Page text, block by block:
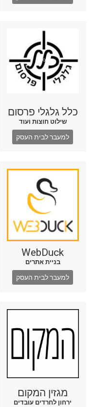
כלל גלגלי פרסום
שילוט חוצות ועוד
למעבר לבית העסק
WebDuck
בניית אתרים
למעבר לבית העסק
מגזין המקום
ירחון לחרדים עובדים